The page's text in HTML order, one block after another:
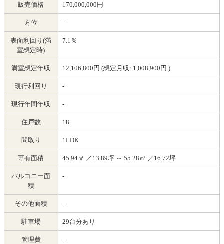
販売価格 170,000,000円
方位 -
表面利回り(満
室想定時)
7.1％
満室想定年収 12,106,800円 (想定月収: 1,008,900円 )
現行利回り -
現行年間年収 -
住戸数 18
間取り 1LDK
専有面積 45.94㎡ ／13.89坪 ～ 55.28㎡ ／16.72坪
バルコニー面
積
-
その他面積 -
駐車場 29台分あり
管理費 -